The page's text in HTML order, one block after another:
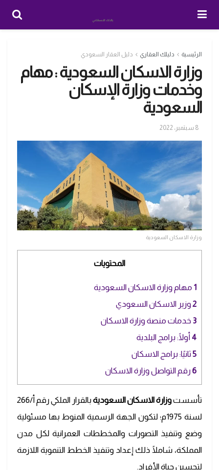
الرئيسية دليلك العقاري دليل العقار السعودي
وزارة الاسكان السعودية : مهام
وخدمات وزارة الإسكان
السعودية
8 سبتمبر، 2022
وزارة الاسكان السعودية
المحتويات
1 مهام وزارة الاسكان السعودية
2وزير الاسكان السعودي
3 خدمات منصة وزارة الاسكان
4 أولًا: برامج البلدية
5ثانيًا: برامج الاسكان
6رقم التواصل وزارة الاسكان
تأسستوزارة الاسكان السعودية
بالقرار الملكي رقم أ/266
لسنة 1975م؛ لتكون الجهة الرسمية المنوط بها مسئولية
وضع وتنفيذ التصورات والمخططات العمرانية لكل مدن
المملكة، شاملًا ذلك إعداد وتنفيذ الخطط التنموية اللازمة
لتحسين حياة الأفراد.